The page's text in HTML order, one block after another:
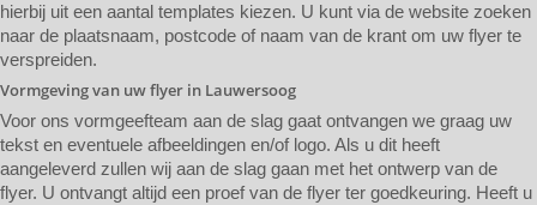
hierbij uit een aantal templates kiezen. U kunt via de website zoeken
naar de plaatsnaam, postcode of naam van de krant om uw flyer te
verspreiden.
Vormgeving van uw flyer in Lauwersoog
Voor ons vormgeefteam aan de slag gaat ontvangen we graag uw
tekst en eventuele afbeeldingen en/of logo. Als u dit heeft
aangeleverd zullen wij aan de slag gaan met het ontwerp van de
flyer. U ontvangt altijd een proef van de flyer ter goedkeuring. Heeft u